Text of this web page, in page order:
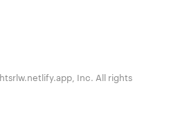
Inc. All rights